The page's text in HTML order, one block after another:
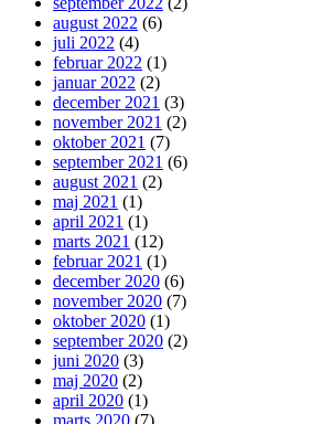
august 2022 (6)
juli 2022 (4)
februar 2022 (1)
januar 2022 (2)
december 2021 (3)
november 2021 (2)
oktober 2021 (7)
september 2021 (6)
august 2021 (2)
maj 2021 (1)
april 2021 (1)
marts 2021 (12)
februar 2021 (1)
december 2020 (6)
november 2020 (7)
oktober 2020 (1)
september 2020 (2)
juni 2020 (3)
maj 2020 (2)
april 2020 (1)
marts 2020 (7)